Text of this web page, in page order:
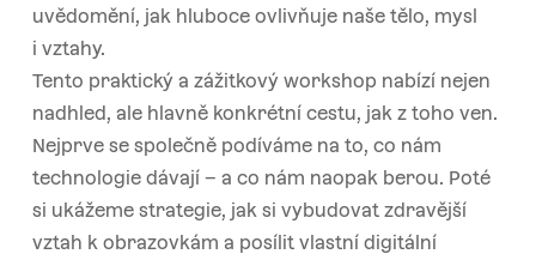
uvědomění, jak hluboce ovlivňuje naše tělo, mysl
i vztahy.
Tento praktický a zážitkový workshop nabízí nejen
nadhled, ale hlavně konkrétní cestu, jak z toho ven.
Nejprve se společně podíváme na to, co nám
technologie dávají – a co nám naopak berou. Poté
si ukážeme strategie, jak si vybudovat zdravější
vztah k obrazovkám a posílit vlastní digitální